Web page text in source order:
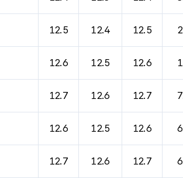
12.5 12.4 12.5
12.6 12.5 12.6
12.7 12.6 12.7
12.6 12.5 12.6
12.7 12.6 12.7